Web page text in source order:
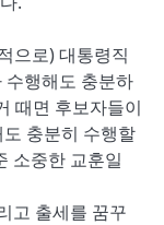
으로) 대통령직
수행해도 충분하
때면 후보자들이
도 충분히 수행할
소중한 교훈일
고 출세를 꿈꾸